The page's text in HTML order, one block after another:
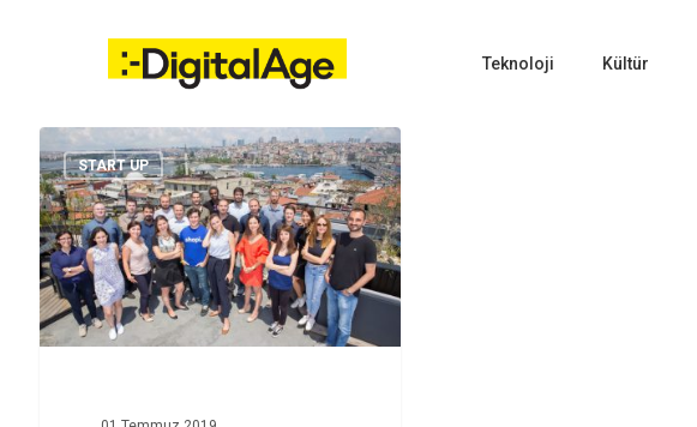
Hit enter to search or ESC to close
Teknoloji Kültür
START UP